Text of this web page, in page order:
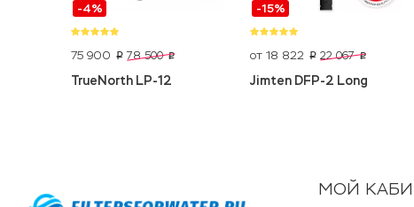
-4%
75 900 p 78 500 p
TrueNorth LP-12
-15%
от 18 822 p 22 067 p
Jimten DFP-2 Long
МОЙ